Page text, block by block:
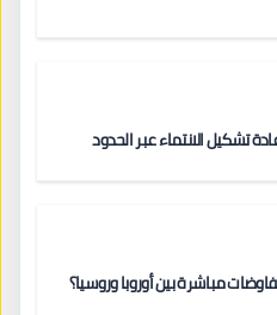
تشكيل الانتماء عبر الحدود
مباشرة بين أوروبا وروسيا؟